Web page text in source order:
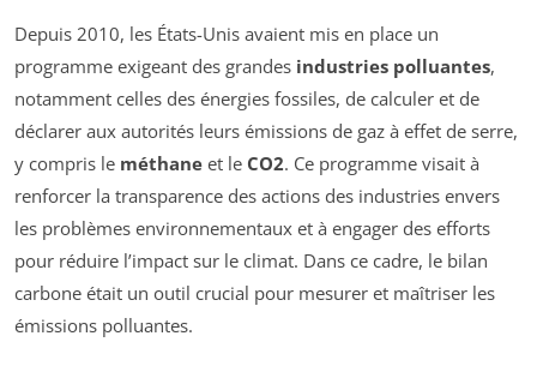
Depuis 2010, les États-Unis avaient mis en place un
programme exigeant des grandes industries polluantes,
notamment celles des énergies fossiles, de calculer et de
déclarer aux autorités leurs émissions de gaz à effet de serre,
y compris le méthane et le CO2. Ce programme visait à
renforcer la transparence des actions des industries envers
les problèmes environnementaux et à engager des efforts
pour réduire l’impact sur le climat. Dans ce cadre, le bilan
carbone était un outil crucial pour mesurer et maîtriser les
émissions polluantes.